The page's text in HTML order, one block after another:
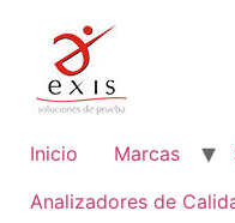
contenido
Inicio Marcas
Analizadores de